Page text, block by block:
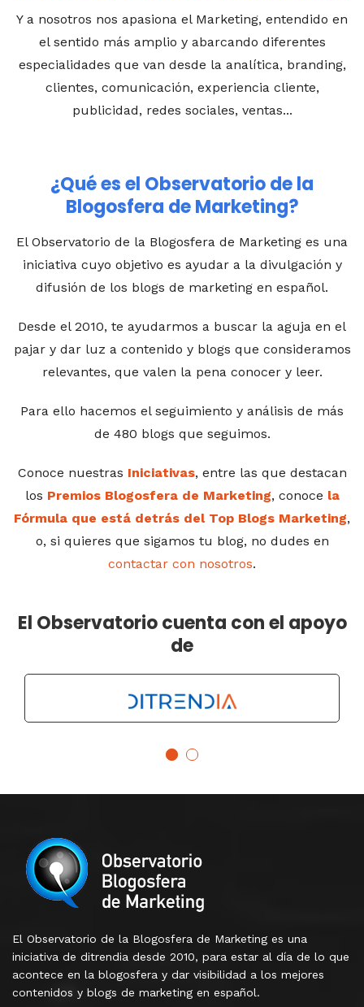
Y a nosotros nos apasiona el Marketing, entendido en
el sentido más amplio y abarcando diferentes
especialidades que van desde la analítica, branding,
clientes, comunicación, experiencia cliente,
publicidad, redes sociales, ventas...
¿Qué es el Observatorio de la
Blogosfera de Marketing?
El Observatorio de la Blogosfera de Marketing es una
iniciativa cuyo objetivo es ayudar a la divulgación y
difusión de los blogs de marketing en español.
Desde el 2010, te ayudarmos a buscar la aguja en el
pajar y dar luz a contenido y blogs que consideramos
relevantes, que valen la pena conocer y leer.
Para ello hacemos el seguimiento y análisis de más
de 480 blogs que seguimos.
Conoce nuestras Iniciativas, entre las que destacan
los Premios Blogosfera de Marketing, conoce la
Fórmula que está detrás del Top Blogs Marketing,
o, si quieres que sigamos tu blog, no dudes en
contactar con nosotros.
El Observatorio cuenta con el apoyo
de
El Observatorio de la Blogosfera de Marketing es una
iniciativa de ditrendia desde 2010, para estar al día de lo que
acontece en la blogosfera y dar visibilidad a los mejores
contenidos y blogs de marketing en español.